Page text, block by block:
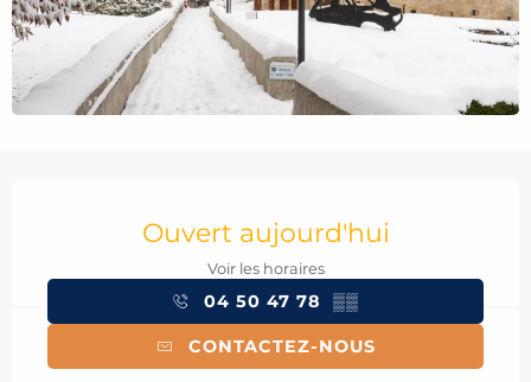
Ouvert aujourd'hui
Voir les horaires
04 50 47 78 ▒▒
CONTACTEZ-NOUS